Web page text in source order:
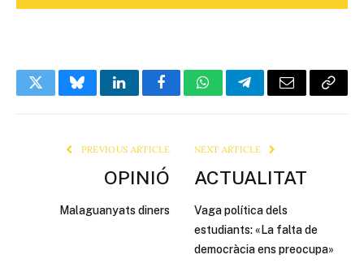
TwitterBlueskyLinkedInFacebookWhatsAppTelegramEmail Copy
PREVIOUS ARTICLE
OPINIÓ
Malaguanyats diners
NEXT ARTICLE
ACTUALITAT
Vaga política dels
estudiants: «La falta de
democràcia ens preocupa»